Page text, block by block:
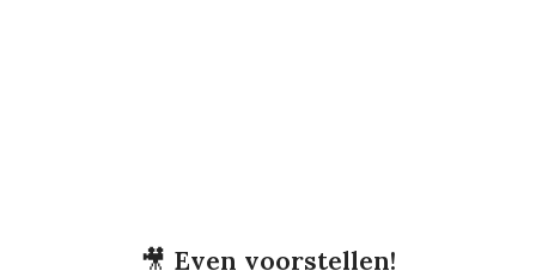
🎥 Even voorstellen!